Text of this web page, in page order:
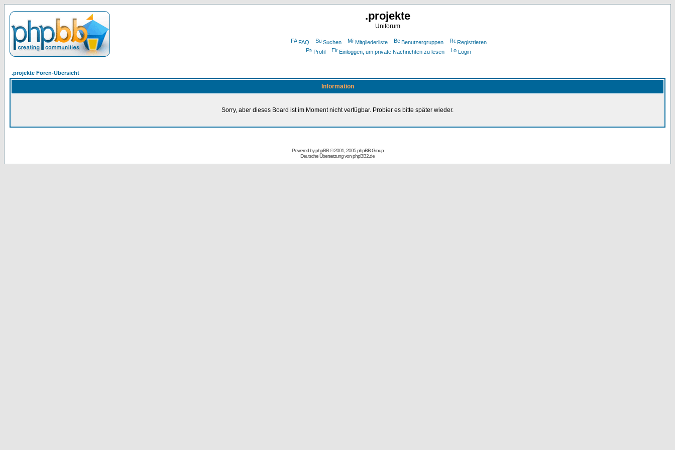
.projekte
Uniforum
FAQ Suchen Mitgliederliste Benutzergruppen
Registrieren
Profil
Einloggen, um private Nachrichten zu lesen Login
.projekte Foren-Übersicht
Information
Sorry, aber dieses Board ist im Moment nicht verfügbar. Probier es bitte später wieder.
Powered byphpBB© 2001, 2005 phpBB Group
Deutsche Übersetzung vonphpBB2.de